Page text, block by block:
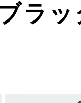
ラ